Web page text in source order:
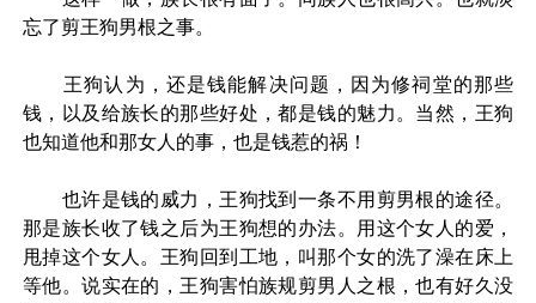
忘了剪王狗男根之事。
王狗认为，还是钱能解决问题，因为修祠堂的那些
钱，以及给族长的那些好处，都是钱的魅力。当然，王狗
也知道他和那女人的事，也是钱惹的祸！
也许是钱的威力，王狗找到一条不用剪男根的途径。
那是族长收了钱之后为王狗想的办法。用这个女人的爱，
甩掉这个女人。王狗回到工地，叫那个女的洗了澡在床上
等他。说实在的，王狗害怕族规剪男人之根，也有好久没